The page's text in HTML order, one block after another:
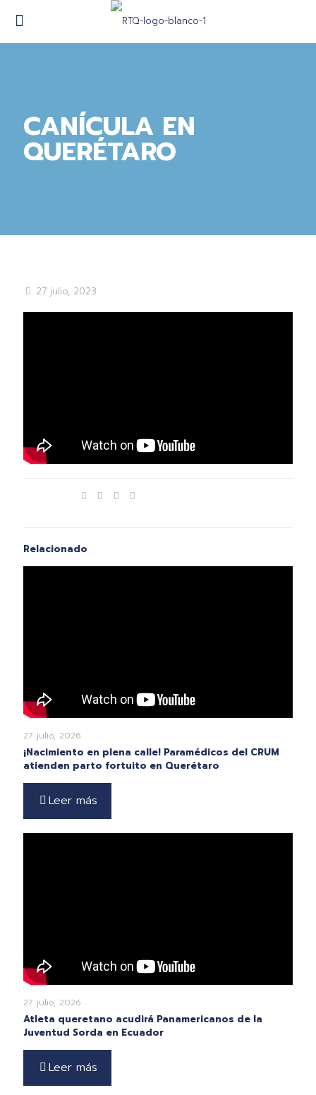
CANÍCULA EN
QUERÉTARO
27 julio, 2023
Relacionado
27 julio, 2026
¡Nacimiento en plena calle! Paramédicos del CRUM
atienden parto fortuito en Querétaro
Leer más
27 julio, 2026
Atleta queretano acudirá Panamericanos de la
Juventud Sorda en Ecuador
Leer más